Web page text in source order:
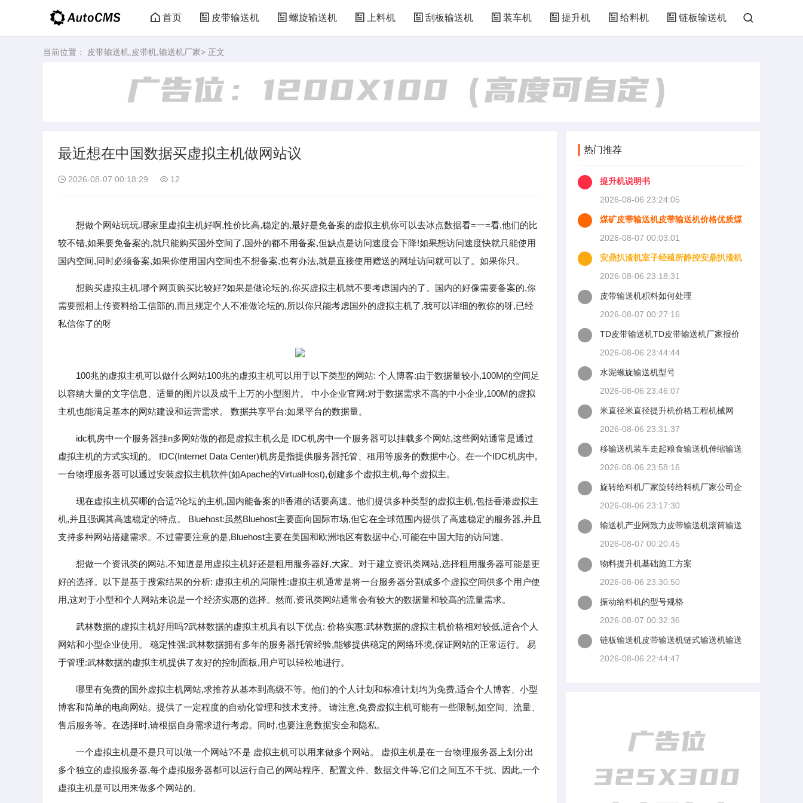
首页 皮带输送机 螺旋输送机 上料机 刮板输送机 装车机 提升机 给料机 链板输送机
当前位置： 皮带输送机,皮带机,输送机厂家> 正文
最近想在中国数据买虚拟主机做网站议
2026-08-07 00:18:29 12
想做个网站玩玩,哪家里虚拟主机好啊,性价比高,稳定的,最好是免备案的虚拟主机你可以去冰点数据看=一=看,他们的比
较不错,如果要免备案的,就只能购买国外空间了,国外的都不用备案,但缺点是访问速度会下降!如果想访问速度快就只能使用
国内空间,同时必须备案,如果你使用国内空间也不想备案,也有办法,就是直接使用赠送的网址访问就可以了。如果你只。
想购买虚拟主机,哪个网页购买比较好?如果是做论坛的,你买虚拟主机就不要考虑国内的了。国内的好像需要备案的,你
需要照相上传资料给工信部的,而且规定个人不准做论坛的,所以你只能考虑国外的虚拟主机了,我可以详细的教你的呀,已经
私信你了的呀
100兆的虚拟主机可以做什么网站100兆的虚拟主机可以用于以下类型的网站: 个人博客:由于数据量较小,100M的空间足
以容纳大量的文字信息、适量的图片以及成千上万的小型图片。 中小企业官网:对于数据需求不高的中小企业,100M的虚拟
主机也能满足基本的网站建设和运营需求。 数据共享平台:如果平台的数据量。
idc机房中一个服务器挂n多网站做的都是虚拟主机么是 IDC机房中一个服务器可以挂载多个网站,这些网站通常是通过
虚拟主机的方式实现的。 IDC(Internet Data Center)机房是指提供服务器托管、租用等服务的数据中心。在一个IDC机房中,
一台物理服务器可以通过安装虚拟主机软件(如Apache的VirtualHost),创建多个虚拟主机,每个虚拟主。
现在虚拟主机买哪的合适?论坛的主机,国内能备案的!!香港的话要高速。他们提供多种类型的虚拟主机,包括香港虚拟主
机,并且强调其高速稳定的特点。 Bluehost:虽然Bluehost主要面向国际市场,但它在全球范围内提供了高速稳定的服务器,并且
支持多种网站搭建需求。不过需要注意的是,Bluehost主要在美国和欧洲地区有数据中心,可能在中国大陆的访问速。
想做一个资讯类的网站,不知道是用虚拟主机好还是租用服务器好,大家。对于建立资讯类网站,选择租用服务器可能是更
好的选择。以下是基于搜索结果的分析: 虚拟主机的局限性:虚拟主机通常是将一台服务器分割成多个虚拟空间供多个用户使
用,这对于小型和个人网站来说是一个经济实惠的选择。然而,资讯类网站通常会有较大的数据量和较高的流量需求。
武林数据的虚拟主机好用吗?武林数据的虚拟主机具有以下优点: 价格实惠:武林数据的虚拟主机价格相对较低,适合个人
网站和小型企业使用。 稳定性强:武林数据拥有多年的服务器托管经验,能够提供稳定的网络环境,保证网站的正常运行。 易
于管理:武林数据的虚拟主机提供了友好的控制面板,用户可以轻松地进行。
哪里有免费的国外虚拟主机网站,求推荐从基本到高级不等。他们的个人计划和标准计划均为免费,适合个人博客、小型
博客和简单的电商网站。提供了一定程度的自动化管理和技术支持。 请注意,免费虚拟主机可能有一些限制,如空间、流量、
售后服务等。在选择时,请根据自身需求进行考虑。同时,也要注意数据安全和隐私。
一个虚拟主机是不是只可以做一个网站?不是 虚拟主机可以用来做多个网站。 虚拟主机是在一台物理服务器上划分出
多个独立的虚拟服务器,每个虚拟服务器都可以运行自己的网站程序、配置文件、数据文件等,它们之间互不干扰。因此,一个
虚拟主机是可以用来做多个网站的。
热门推荐
提升机说明书
2026-08-06 23:24:05
煤矿皮带输送机皮带输送机价格优质煤
2026-08-07 00:03:01
安鼎扒渣机室子经殖所静控安鼎扒渣机
2026-08-06 23:18:31
皮带输送机积料如何处理
2026-08-07 00:27:16
TD皮带输送机TD皮带输送机厂家报价
2026-08-06 23:44:44
水泥螺旋输送机型号
2026-08-06 23:46:07
米直径米直径提升机价格工程机械网
2026-08-06 23:31:37
移输送机装车走起粮食输送机伸缩输送
2026-08-06 23:58:16
旋转给料机厂家旋转给料机厂家公司企
2026-08-06 23:17:30
输送机产业网致力皮带输送机滚筒输送
2026-08-07 00:20:45
物料提升机基础施工方案
2026-08-06 23:30:50
振动给料机的型号规格
2026-08-07 00:32:36
链板输送机皮带输送机链式输送机输送
2026-08-06 22:44:47